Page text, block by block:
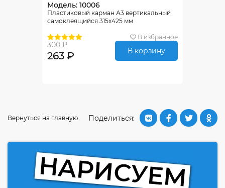
Модель: 10006
Пластиковый карман А3 вертикальный
самоклеящийся 315х425 мм
В избранное
300 ₽
263 ₽ В корзину
Поделиться:
Вернуться на главную